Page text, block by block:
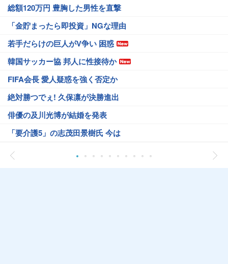
総額120万円 豊胸した男性を直撃
「金貯まったら即投資」NGな理由
若手だらけの巨人がV争い 困惑
韓国サッカー協 邦人に性接待か
FIFA会長 愛人疑惑を強く否定か
絶対勝つでぇ! 久保凛が決勝進出
俳優の及川光博が結婚を発表
「要介護5」の志茂田景樹氏 今は